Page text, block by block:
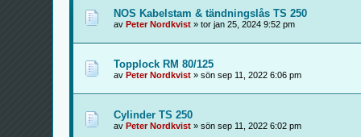
NOS Kabelstam & tändningslås TS 250
av Peter Nordkvist » tor jan 25, 2024 9:52 pm
Topplock RM 80/125
av Peter Nordkvist » sön sep 11, 2022 6:06 pm
Cylinder TS 250
av Peter Nordkvist » sön sep 11, 2022 6:02 pm